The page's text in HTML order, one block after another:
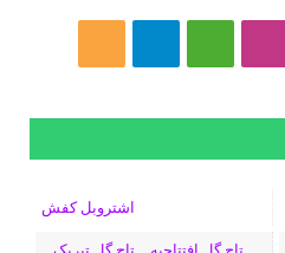
اشتروبل کفش